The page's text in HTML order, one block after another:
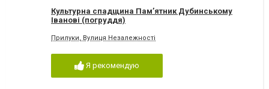
Культурна спадщина Пам’ятник Дубинському
Іванові (погруддя)
Прилуки, Вулиця Незалежності
Я рекомендую